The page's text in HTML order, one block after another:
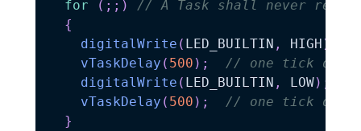
for ( ; ; )
// A Task shall never
{
digitalWrite ( LED_BUILTIN , HIGH )
vTaskDelay ( 500 ) ;
// one tick
digitalWrite ( LED_BUILTIN , LOW) ;
vTaskDelay ( 500 ) ;
// one tick
}